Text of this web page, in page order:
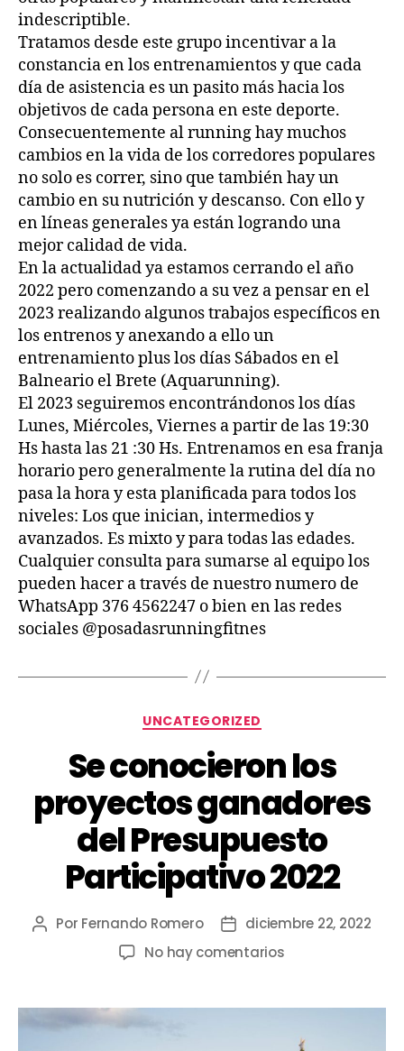
indescriptible.
Tratamos desde este grupo incentivar a la
constancia en los entrenamientos y que cada
día de asistencia es un pasito más hacia los
objetivos de cada persona en este deporte.
Consecuentemente al running hay muchos
cambios en la vida de los corredores populares
no solo es correr, sino que también hay un
cambio en su nutrición y descanso. Con ello y
en líneas generales ya están logrando una
mejor calidad de vida.
En la actualidad ya estamos cerrando el año
2022 pero comenzando a su vez a pensar en el
2023 realizando algunos trabajos específicos en
los entrenos y anexando a ello un
entrenamiento plus los días Sábados en el
Balneario el Brete (Aquarunning).
El 2023 seguiremos encontrándonos los días
Lunes, Miércoles, Viernes a partir de las 19:30
Hs hasta las 21 :30 Hs. Entrenamos en esa franja
horario pero generalmente la rutina del día no
pasa la hora y esta planificada para todos los
niveles: Los que inician, intermedios y
avanzados. Es mixto y para todas las edades.
Cualquier consulta para sumarse al equipo los
pueden hacer a través de nuestro numero de
WhatsApp 376 4562247 o bien en las redes
sociales @posadasrunningfitnes
UNCATEGORIZED
Se conocieron los
proyectos ganadores
del Presupuesto
Participativo 2022
Por Fernando Romero
diciembre 22, 2022
No hay comentarios